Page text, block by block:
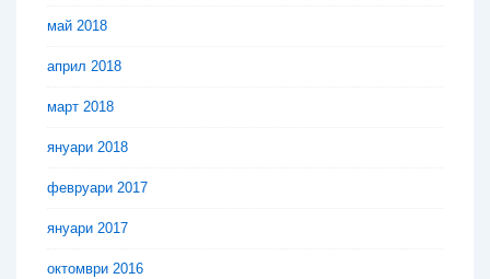
май 2018
април 2018
март 2018
януари 2018
февруари 2017
януари 2017
октомври 2016